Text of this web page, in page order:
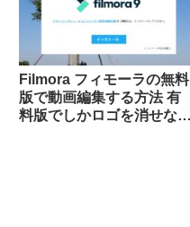
Filmora フィモーラの無料
版で動画編集する方法 有
料版でしかロゴを消せな